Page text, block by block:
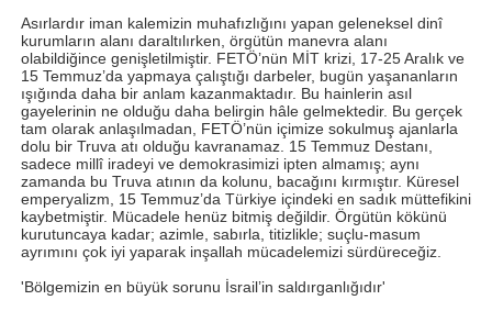
Asırlardır iman kalemizin muhafızlığını yapan geleneksel dinî
kurumların alanı daraltılırken, örgütün manevra alanı
olabildiğince genişletilmiştir. FETÖ’nün MİT krizi, 17-25 Aralık ve
15 Temmuz’da yapmaya çalıştığı darbeler, bugün yaşananların
ışığında daha bir anlam kazanmaktadır. Bu hainlerin asıl
gayelerinin ne olduğu daha belirgin hâle gelmektedir. Bu gerçek
tam olarak anlaşılmadan, FETÖ’nün içimize sokulmuş ajanlarla
dolu bir Truva atı olduğu kavranamaz. 15 Temmuz Destanı,
sadece millî iradeyi ve demokrasimizi ipten almamış; aynı
zamanda bu Truva atının da kolunu, bacağını kırmıştır. Küresel
emperyalizm, 15 Temmuz’da Türkiye içindeki en sadık müttefikini
kaybetmiştir. Mücadele henüz bitmiş değildir. Örgütün kökünü
kurutuncaya kadar; azimle, sabırla, titizlikle; suçlu-masum
ayrımını çok iyi yaparak inşallah mücadelemizi sürdüreceğiz.
'Bölgemizin en büyük sorunu İsrail’in saldırganlığıdır'